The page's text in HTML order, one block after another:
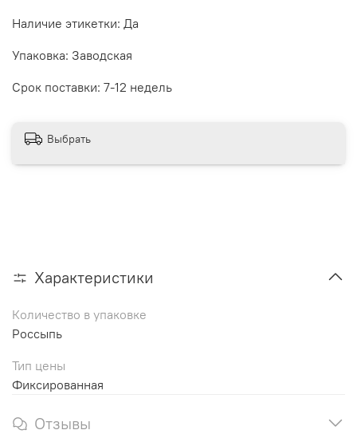
Наличие этикетки: Да
Упаковка: Заводская
Срок поставки: 7-12 недель
Выбрать
Характеристики
Количество в упаковке
Россыпь
Тип цены
Фиксированная
Отзывы